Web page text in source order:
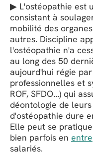
▶ L'ostéopathie est
consistant à
mobilité des
autres. Discipline
l'ostéopathie n'a
au long des 50
aujourd'hui régie
professionnelles et
ROF, SFDO...) qui
déontologie de
d'ostéopathie dure
Elle peut se
bien parfois en
salariés.